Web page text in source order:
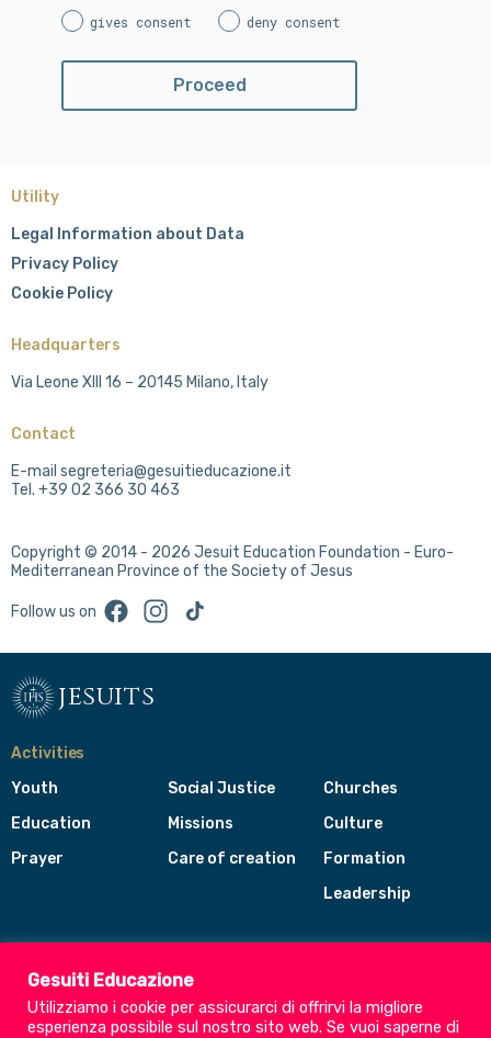
gives consent deny consent
Utility
Legal Information about Data
Privacy Policy
Cookie Policy
Headquarters
Via Leone XIII 16 – 20145 Milano, Italy
Contact
E-mail segreteria@gesuitieducazione.it
Tel. +39 02 366 30 463
Copyright © 2014 - 2026 Jesuit Education Foundation - Euro-
Mediterranean Province of the Society of Jesus
Follow us on FacebookInstagram
TikTok
jesuits
Activities
Youth
Education
Prayer
Social Justice
Missions
Care of creation
Churches
Culture
Formation
Leadership
Toggle
menu
Gesuiti Educazione
Utilizziamo i cookie per assicurarci di offrirvi la migliore
esperienza possibile sul nostro sito web. Se vuoi saperne di